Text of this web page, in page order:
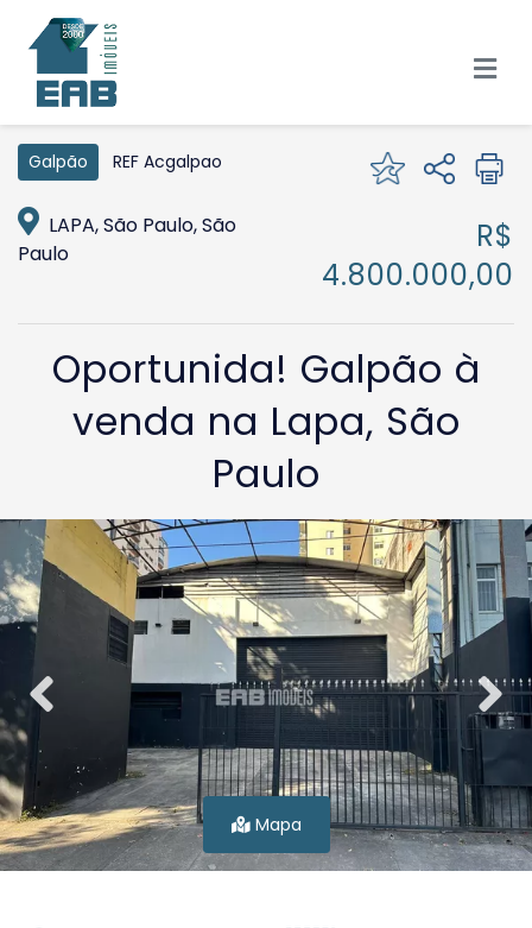
Galpão REF Acgalpao
LAPA, São Paulo, São
Paulo
R$
4.800.000,00
Oportunida! Galpão à
venda na Lapa, São
Paulo
Mapa